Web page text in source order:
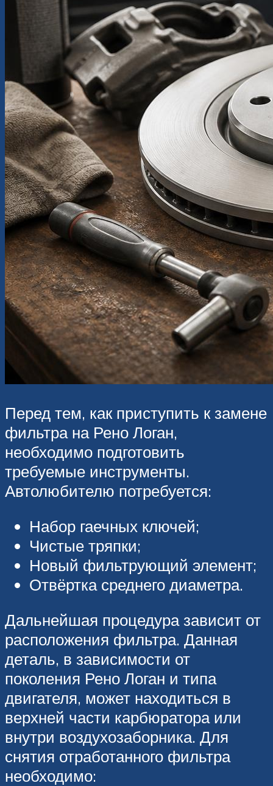
Перед тем, как приступить к замене
фильтра на Рено Логан,
необходимо подготовить
требуемые инструменты.
Автолюбителю потребуется:
Набор гаечных ключей;
Чистые тряпки;
Новый фильтрующий элемент;
Отвёртка среднего диаметра.
Дальнейшая процедура зависит от
расположения фильтра. Данная
деталь, в зависимости от
поколения Рено Логан и типа
двигателя, может находиться в
верхней части карбюратора или
внутри воздухозаборника. Для
снятия отработанного фильтра
необходимо: